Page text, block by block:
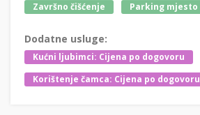
Završno čišćenje
Parking mjesto
Dodatne usluge:
Kućni ljubimci: Cijena po dogovoru
Korištenje čamca: Cijena po dogovoru